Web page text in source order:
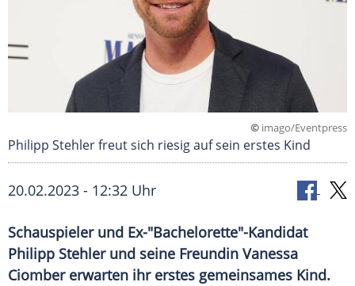
© imago/Eventpress
Philipp Stehler freut sich riesig auf sein erstes Kind
20.02.2023 - 12:32 Uhr
Schauspieler und Ex-"Bachelorette"-Kandidat
Philipp Stehler und seine Freundin Vanessa
Ciomber erwarten ihr erstes gemeinsames Kind.